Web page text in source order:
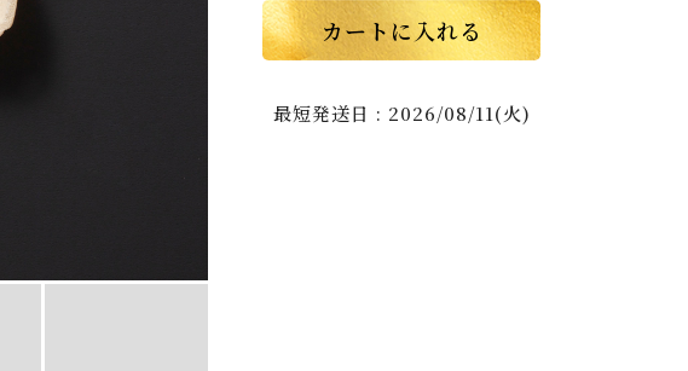
カートに入れる
最短発送日 : 2026/08/11(火)